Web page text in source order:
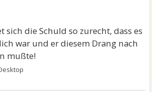
sich die Schuld so zurecht, dass es
war und er diesem Drang nach
mußte!